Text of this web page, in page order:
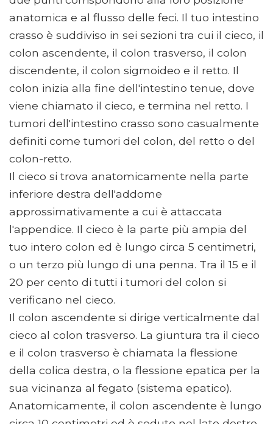
anatomica e al flusso delle feci. Il tuo intestino
crasso è suddiviso in sei sezioni tra cui il cieco, il
colon ascendente, il colon trasverso, il colon
discendente, il colon sigmoideo e il retto. Il
colon inizia alla fine dell'intestino tenue, dove
viene chiamato il cieco, e termina nel retto. I
tumori dell'intestino crasso sono casualmente
definiti come tumori del colon, del retto o del
colon-retto.
Il cieco si trova anatomicamente nella parte
inferiore destra dell'addome
approssimativamente a cui è attaccata
l'appendice. Il cieco è la parte più ampia del
tuo intero colon ed è lungo circa 5 centimetri,
o un terzo più lungo di una penna. Tra il 15 e il
20 per cento di tutti i tumori del colon si
verificano nel cieco.
Il colon ascendente si dirige verticalmente dal
cieco al colon trasverso. La giuntura tra il cieco
e il colon trasverso è chiamata la flessione
della colica destra, o la flessione epatica per la
sua vicinanza al fegato (sistema epatico).
Anatomicamente, il colon ascendente è lungo